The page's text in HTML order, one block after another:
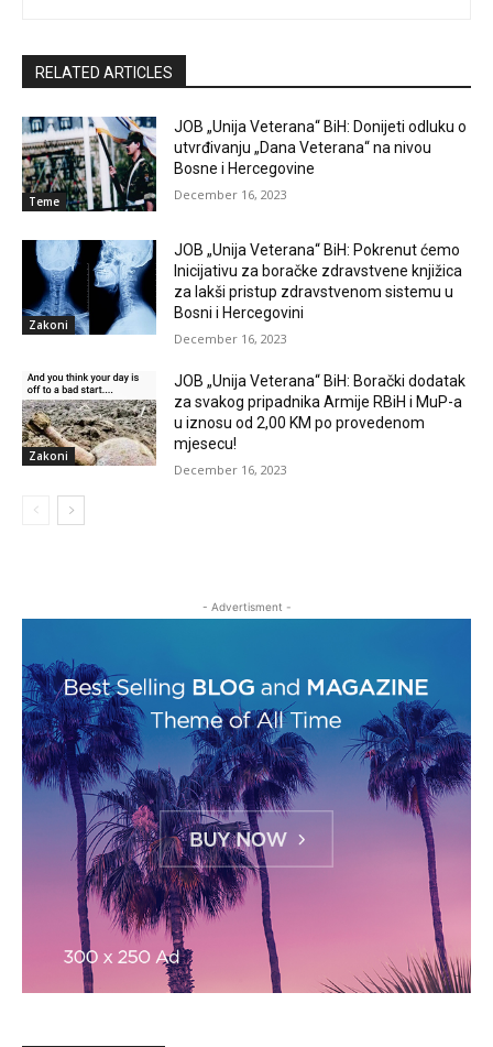
RELATED ARTICLES
Teme
JOB „Unija Veterana“ BiH: Donijeti odluku o
utvrđivanju „Dana Veterana“ na nivou
Bosne i Hercegovine
December 16, 2023
Zakoni
JOB „Unija Veterana“ BiH: Pokrenut ćemo
Inicijativu za boračke zdravstvene knjižica
za lakši pristup zdravstvenom sistemu u
Bosni i Hercegovini
December 16, 2023
Zakoni
JOB „Unija Veterana“ BiH: Borački dodatak
za svakog pripadnika Armije RBiH i MuP-a
u iznosu od 2,00 KM po provedenom
mjesecu!
December 16, 2023
- Advertisment -